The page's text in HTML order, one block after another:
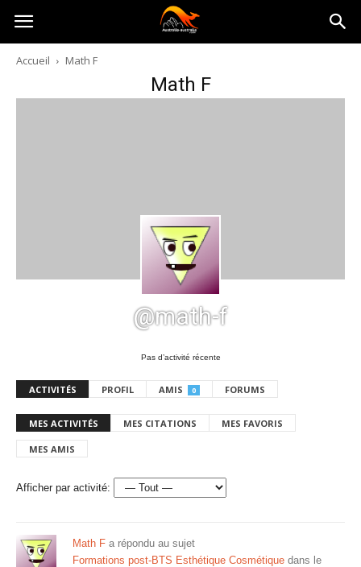
Australia-
australie.com
Accueil Math F
Math F
@math-f
Pas d’activité récente
ACTIVITÉS PROFIL AMIS 0 FORUMS
MES ACTIVITÉS MES CITATIONS MES FAVORIS
MES AMIS
Afficher par activité:
Math F a répondu au sujet
Formations post-BTS Esthétique Cosmétique dans le